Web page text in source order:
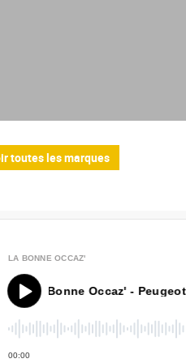
toutes les marques
LA BONNE OCCAZ'
Bonne Occaz' - Peugeot 206 CC
00:00